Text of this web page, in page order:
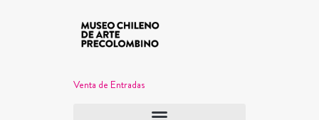
Venta de Entradas